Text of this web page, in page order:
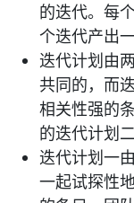
的迭代。每
个迭代产出
迭代计划由
共同的，而
相关性强的
的迭代计划二
迭代计划一
一起试探性